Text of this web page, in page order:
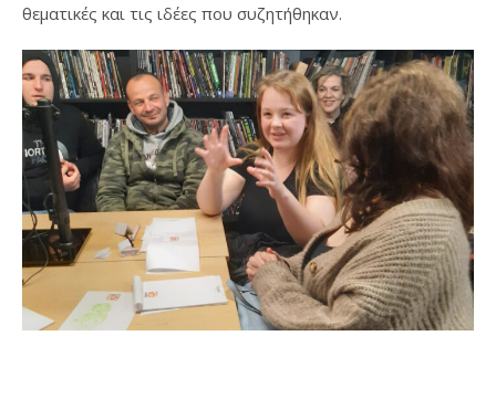
θεματικές και τις ιδέες που συζητήθηκαν.